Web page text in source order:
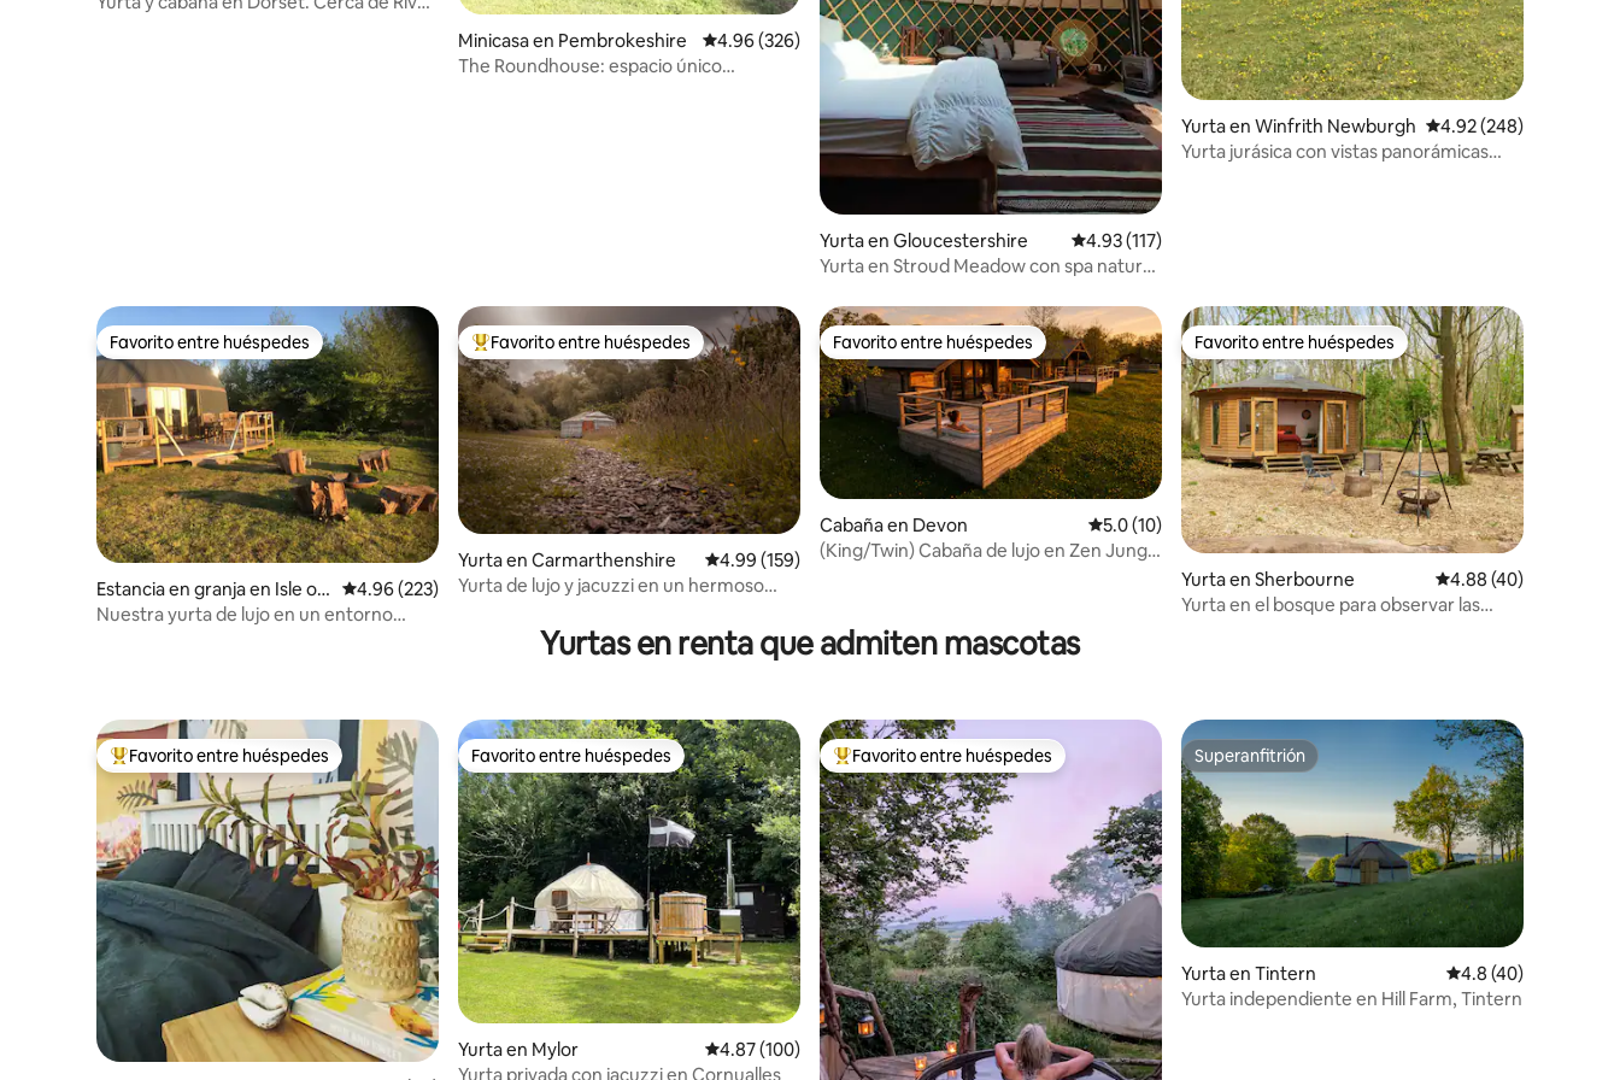
Minicasa en Pembrokeshire Calificación promedio: 4.96 de 5; 326 evaluaciones
4.96 (326)
The Roundhouse: espacio único
Yurta en Gloucestershire Calificación promedio: 4.93 de 5; 117 evaluaciones
4.93 (117)
Yurta en Stroud Meadow con spa natural,
Yurta en Winfrith Newburgh Calificación promedio:
4.92 (248)
Yurta jurásica con vistas panorámicas
Favorito entre huéspedes
Favorito entre huéspedes
Estancia en granja en Isle of
Wight
Calificación promedio: 4.96 de 5; 223 evaluaciones
4.96 (223)
Nuestra yurta de lujo en un entorno
De los mejores en Favorito entre huéspedes
Favorito entre huéspedes
Yurta en Carmarthenshire Calificación promedio: 4.99 de 5; 159 evaluaciones
4.99 (159)
Yurta de lujo y jacuzzi en un hermoso
Favorito entre huéspedes
Favorito entre huéspedes
Cabaña en Devon Calificación promedio: 5.0 de 5; 10 evaluaciones
5.0 (10)
(King/Twin) Cabaña de lujo en Zen Jungle
Favorito entre huéspedes
Favorito entre huéspedes
Yurta en Sherbourne Calificación
4.88 (40)
Yurta en el bosque para observar las
Yurtas en renta que admiten mascotas
De los mejores en Favorito entre huéspedes
Favorito entre huéspedes Favorito entre huéspedes
Favorito entre huéspedes
Yurta en Mylor Calificación promedio: 4.87 de 5; 100 evaluaciones
4.87 (100)
Yurta privada con jacuzzi en Cornualles
De los mejores en Favorito entre huéspedes
Favorito entre huéspedes Superanfitrión
Superanfitrión
Yurta en Tintern Calificación
4.8 (40)
Yurta independiente en Hill Farm, Tintern